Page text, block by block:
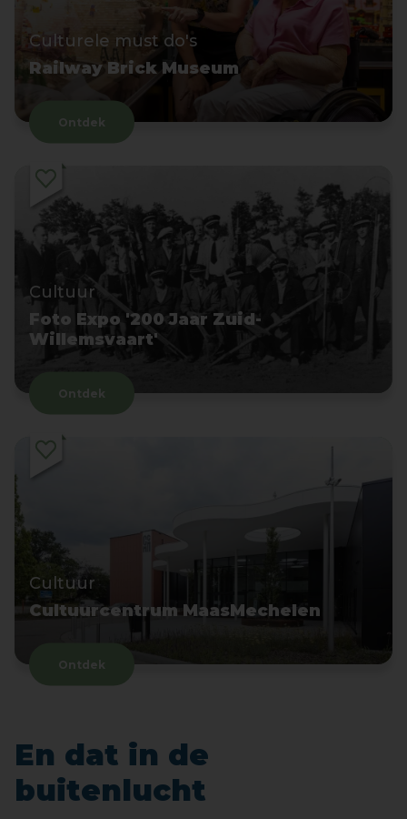
Culturele must do's
Railway Brick Museum
Ontdek
Cultuur
Foto Expo '200 Jaar Zuid-
Willemsvaart'
Ontdek
Cultuur
Cultuurcentrum MaasMechelen
Ontdek
En dat in de
buitenlucht